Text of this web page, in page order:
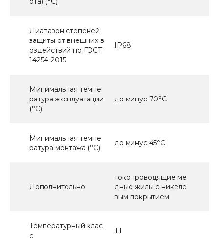
Диапазон степеней
защиты от внешних в
оздействий по ГОСТ
14254-2015
IP68
Минимальная темпе
ратура эксплуатации
(°С)
до минус 70°С
Минимальная темпе
ратура монтажа (°С)
до минус 45°С
Дополнительно
токопроводящие ме
дные жилы с никеле
вым покрытием
Температурный клас
с
Т1